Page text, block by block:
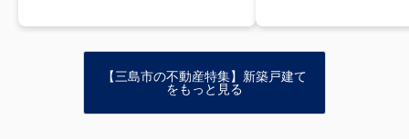
【三島市の不動産特集】新築戸建て
をもっと見る